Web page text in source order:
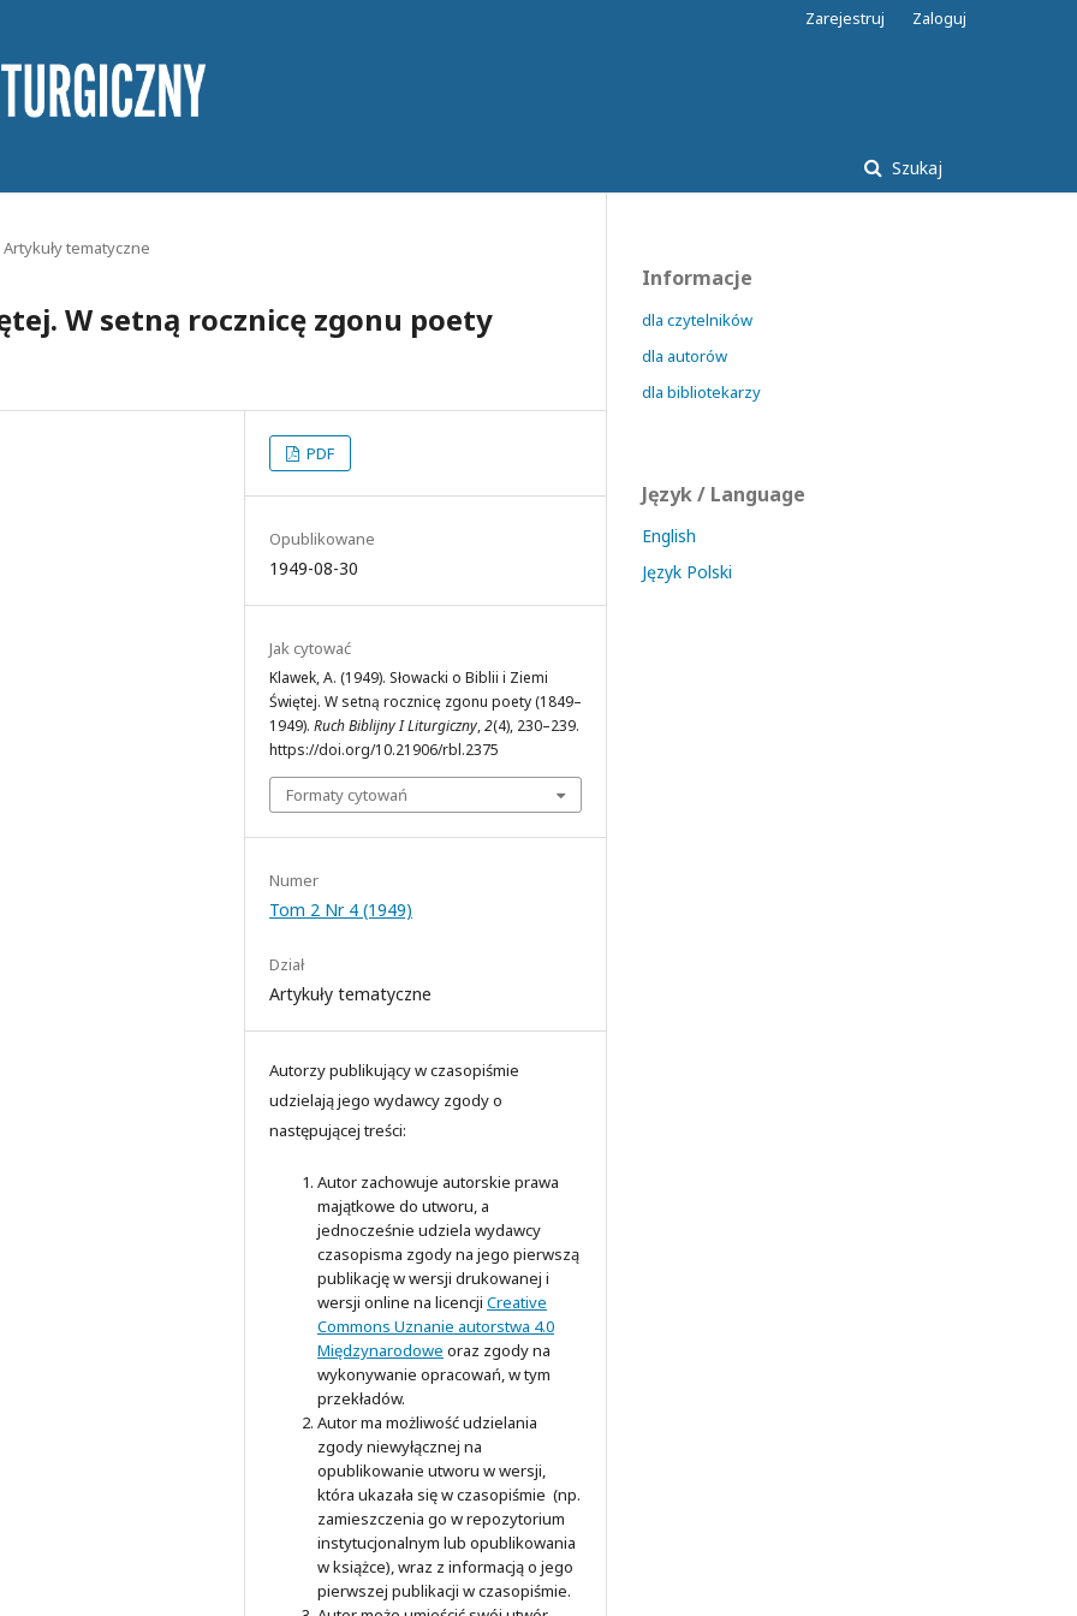
Szukaj
Zarejestruj Zaloguj
Artykuły tematyczne
W setną rocznicę zgonu poety
PDF
Opublikowane
1949-08-30
Jak cytować
Klawek, A. (1949). Słowacki o Biblii i Ziemi
Świętej. W setną rocznicę zgonu poety (1849–
1949). Ruch Biblijny I Liturgiczny,2(4), 230–239.
https://doi.org/10.21906/rbl.2375
Formaty cytowań
Numer
Tom 2 Nr 4 (1949)
Dział
Artykuły tematyczne
Autorzy publikujący w czasopiśmie
udzielają jego wydawcy zgody o
następującej treści:
Autor zachowuje autorskie prawa
majątkowe do utworu, a
jednocześnie udziela wydawcy
czasopisma zgody na jego pierwszą
publikację w wersji drukowanej i
wersji online na licencji Creative
Commons Uznanie autorstwa 4.0
Międzynarodowe oraz zgody na
wykonywanie opracowań, w tym
przekładów.
Autor ma możliwość udzielania
zgody niewyłącznej na
opublikowanie utworu w wersji,
która ukazała się w czasopiśmie (np.
zamieszczenia go w repozytorium
instytucjonalnym lub opublikowania
w książce), wraz z informacją o jego
pierwszej publikacji w czasopiśmie.
Informacje
dla czytelników
dla autorów
dla bibliotekarzy
Język / Language
English
Język Polski